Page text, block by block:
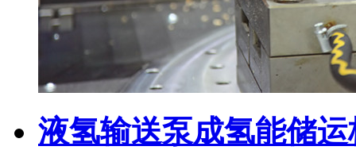
液氢输送泵成氢能储